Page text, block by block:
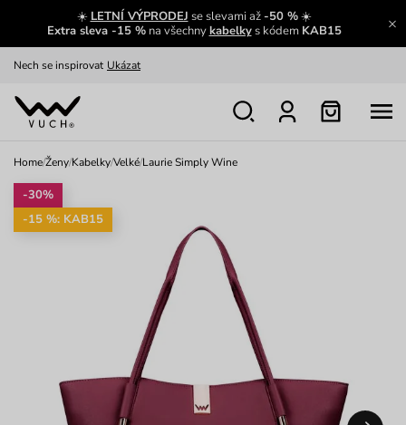
☀️ LETNÍ VÝPRODEJ se slevami až -50 %☀️
Extra sleva -15 %na všechnykabelkys kódem KAB15
Oblíbenci jsou zpět Prohlédnout
Nech se inspirovat Ukázat
Home/Ženy/Kabelky/Velké/Laurie Simply Wine
-30%
-15 %: KAB15